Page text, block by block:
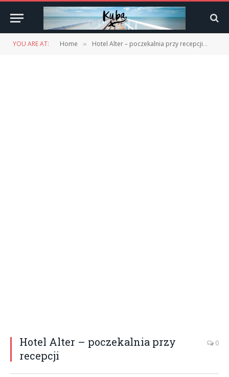
YOU ARE AT: Home » Hotel Alter – poczekalnia przy recepcji
Hotel Alter – poczekalnia przy
recepcji
0